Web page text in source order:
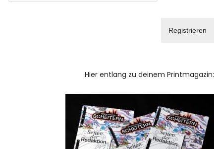
Hier entlang zu deinem Printmagazin: